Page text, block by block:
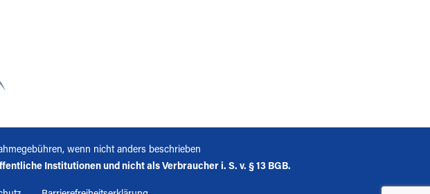
wenn nicht anders beschrieben
Institutionen und nicht als Verbraucher i. S. v. § 13 BGB.